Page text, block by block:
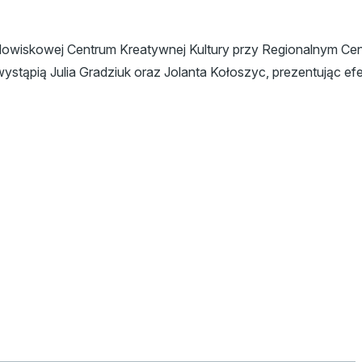
Centrum Kreatywnej Kultury przy Regionalnym
Julia Gradziuk oraz Jolanta Kołoszyc, prezentując